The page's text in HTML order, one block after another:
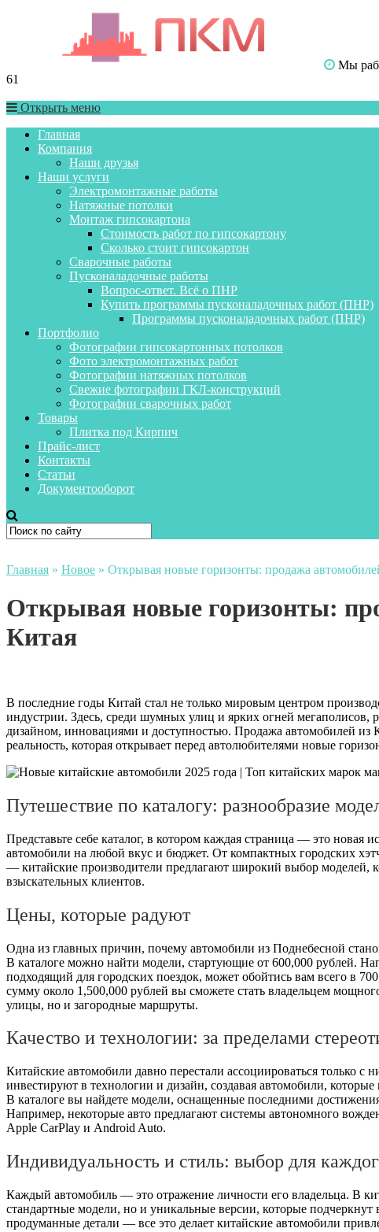
Мы
61
Открыть меню
Главная
Компания
Наши друзья
Наши услуги
Электромонтажные работы
Натяжные потолки
Монтаж гипсокартона
Стоимость работ по гипсокартону
Сколько стоит гипсокартон
Сварочные работы
Пусконаладочные работы
Вопрос-ответ. Всё о ПНР
Купить программы пусконаладочных работ (ПНР)
Программы пусконаладочных работ (ПНР)
Портфолио
Фотографии гипсокартонных потолков
Фото электромонтажных работ
Фотографии натяжных потолков
Свежие фотографии ГКЛ-конструкций
Фотографии сварочных работ
Товары
Плитка под Кирпич
Прайс-лист
Контакты
Статьи
Документооборот
Главная » Новое » Открывая новые горизонты: продажа
Открывая новые горизонты:
Китая
В последние годы Китай стал не только мировым центром
индустрии. Здесь, среди шумных улиц и ярких огней мегаполисов,
дизайном, инновациями и доступностью. Продажа автомобилей из
реальность, которая открывает перед автолюбителями новые
Путешествие по каталогу: разнообразие
Представьте себе каталог, в котором каждая страница — это новая
автомобили на любой вкус и бюджет. От компактных городских
— китайские производители предлагают широкий выбор моделей,
взыскательных клиентов.
Цены, которые радуют
Одна из главных причин, почему автомобили из Поднебесной
В каталоге можно найти модели, стартующие от 600,000 рублей.
подходящий для городских поездок, может обойтись вам всего в
сумму около 1,500,000 рублей вы сможете стать владельцем
улицы, но и загородные маршруты.
Качество и технологии: за пределами
Китайские автомобили давно перестали ассоциироваться только с
инвестируют в технологии и дизайн, создавая автомобили,
В каталоге вы найдете модели, оснащенные последними
Например, некоторые авто предлагают системы автономного
Apple CarPlay и Android Auto.
Индивидуальность и стиль: выбор для
Каждый автомобиль — это отражение личности его владельца. В
стандартные модели, но и уникальные версии, которые
продуманные детали — все это делает китайские автомобили